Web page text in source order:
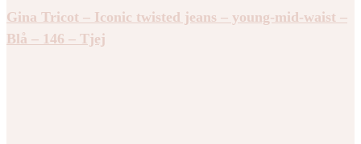
Gina Tricot – Iconic twisted jeans – young-mid-waist –
Blå – 146 – Tjej